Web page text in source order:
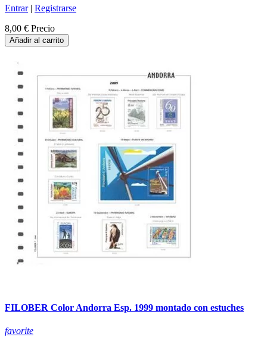
Entrar| Registrarse
8,00 € Precio
Añadir al carrito
FILOBER Color Andorra Esp. 1999 montado con estuches
favorite